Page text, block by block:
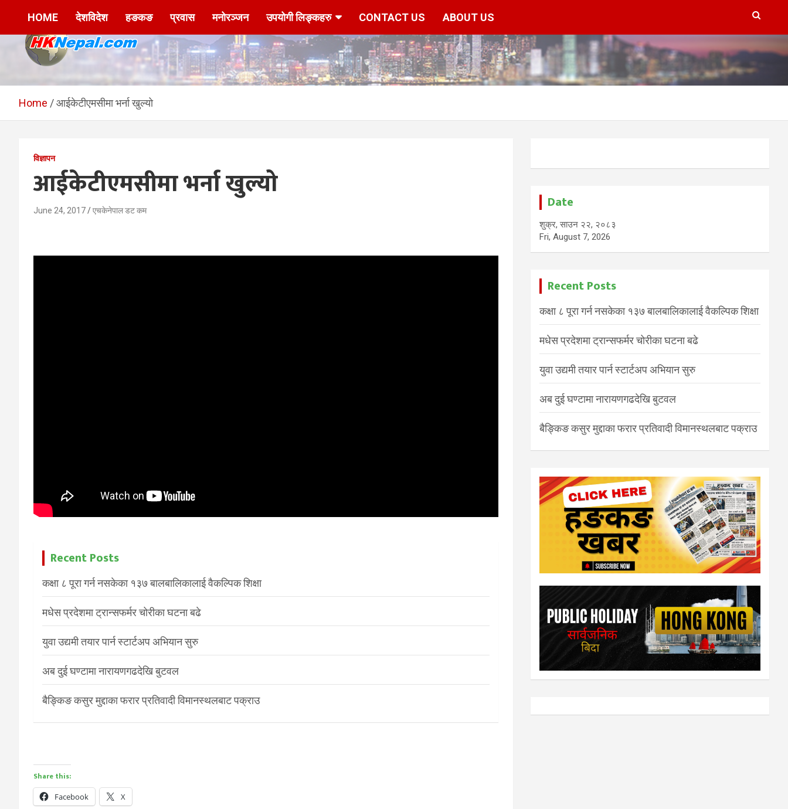
HKNepal.com –
हङकङबाट सञ्चालित पहिलो
नेपाली अनलाईन पत्रिका
hknepal, hknepal.com, hk nepal, hk nepal com
HOME देशविदेश हङकङ प्रवास मनोरञ्जन उपयोगी लिङ्कहरु CONTACT US ABOUT US
Home आईकेटीएमसीमा भर्ना खुल्यो
विज्ञापन
आईकेटीएमसीमा भर्ना खुल्यो
June 24, 2017 एचकेनेपाल डट कम
Recent Posts
कक्षा ८ पूरा गर्न नसकेका १३७ बालबालिकालाई वैकल्पिक शिक्षा
मधेस प्रदेशमा ट्रान्सफर्मर चोरीका घटना बढे
युवा उद्यमी तयार पार्न स्टार्टअप अभियान सुरु
अब दुई घण्टामा नारायणगढदेखि बुटवल
बैङ्किङ कसुर मुद्दाका फरार प्रतिवादी विमानस्थलबाट पक्राउ
Share this:
Facebook X
Date
शुक्र, साउन २२, २०८३
Fri, August 7, 2026
Recent Posts
कक्षा ८ पूरा गर्न नसकेका १३७ बालबालिकालाई वैकल्पिक शिक्षा
मधेस प्रदेशमा ट्रान्सफर्मर चोरीका घटना बढे
युवा उद्यमी तयार पार्न स्टार्टअप अभियान सुरु
अब दुई घण्टामा नारायणगढदेखि बुटवल
बैङ्किङ कसुर मुद्दाका फरार प्रतिवादी विमानस्थलबाट पक्राउ